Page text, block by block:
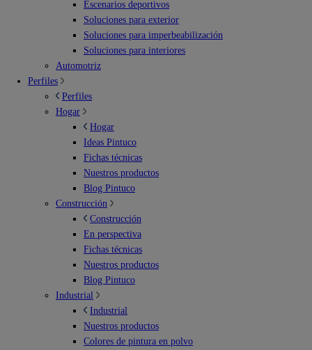
Escenarios deportivos
Soluciones para exterior
Soluciones para imperbeabilización
Soluciones para interiores
Automotriz
Perfiles
Perfiles
Hogar
Hogar
Ideas Pintuco
Fichas técnicas
Nuestros productos
Blog Pintuco
Construcción
Construcción
En perspectiva
Fichas técnicas
Nuestros productos
Blog Pintuco
Industrial
Industrial
Nuestros productos
Colores de pintura en polvo